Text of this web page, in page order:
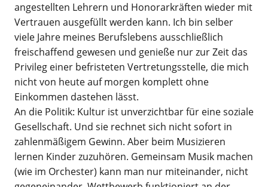
angestellten Lehrern und Honorarkräften wieder mit
Vertrauen ausgefüllt werden kann. Ich bin selber
viele Jahre meines Berufslebens ausschließlich
freischaffend gewesen und genieße nur zur Zeit das
Privileg einer befristeten Vertretungsstelle, die mich
nicht von heute auf morgen komplett ohne
Einkommen dastehen lässt.
An die Politik: Kultur ist unverzichtbar für eine soziale
Gesellschaft. Und sie rechnet sich nicht sofort in
zahlenmäßigem Gewinn. Aber beim Musizieren
lernen Kinder zuzuhören. Gemeinsam Musik machen
(wie im Orchester) kann man nur miteinander, nicht